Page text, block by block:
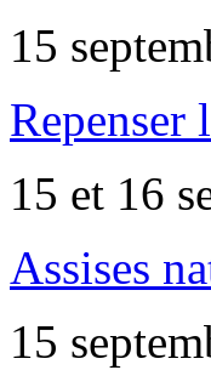
15
15 et 16
Assises
15